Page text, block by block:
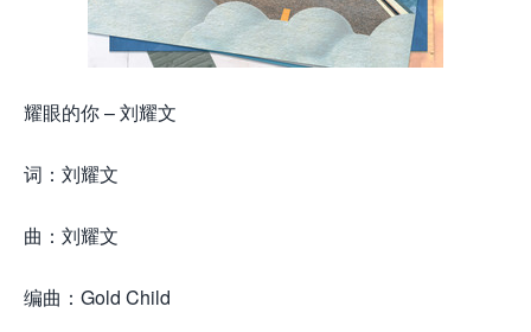
耀眼的你 – 刘耀文
词：刘耀文
曲：刘耀文
编曲：Gold Child